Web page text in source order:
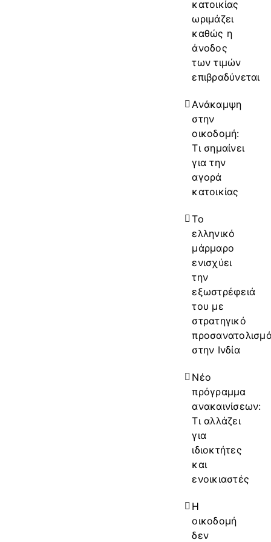
κατοικίας
ωριμάζει
καθώς η
άνοδος
των τιμών
επιβραδύνεται
Ανάκαμψη
στην
οικοδομή:
Τι σημαίνει
για την
αγορά
κατοικίας
Το
ελληνικό
μάρμαρο
ενισχύει
την
εξωστρέφειά
του με
στρατηγικό
στην Ινδία
Νέο
πρόγραμμα
ανακαινίσεων:
Τι αλλάζει
για
ιδιοκτήτες
και
ενοικιαστές
Η
οικοδομή
δεν